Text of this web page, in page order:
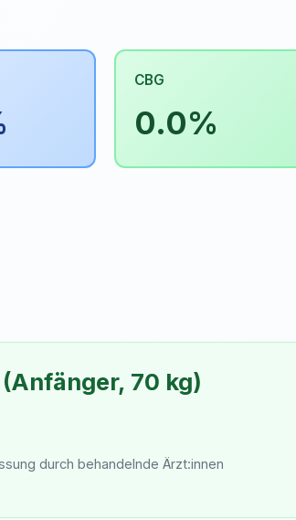
CBG
0.0%
70 kg)
durch behandelnde Ärzt:innen